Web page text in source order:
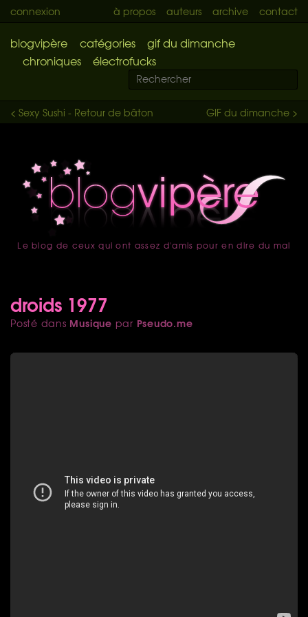
connexion à propos auteurs archive contact
blogvipère catégories
gif du dimanche
chroniques
électrofucks
GIF du dimanche >
< Sexy Sushi - Retour de bâton
accueil
Le blog de ceux qui ont assez d'amis pour en dire du mal
droids 1977
Posté dans Musique par Pseudo.me